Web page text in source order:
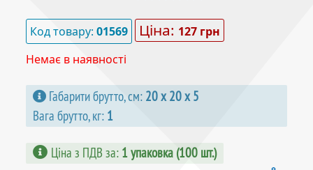
Код товару: 01569 Ціна: 127 грн
Немає в наявності
Габарити брутто, см: 20 х 20 х 5
Вага брутто, кг: 1
Ціна з ПДВ за: 1 упаковка (100 шт.)